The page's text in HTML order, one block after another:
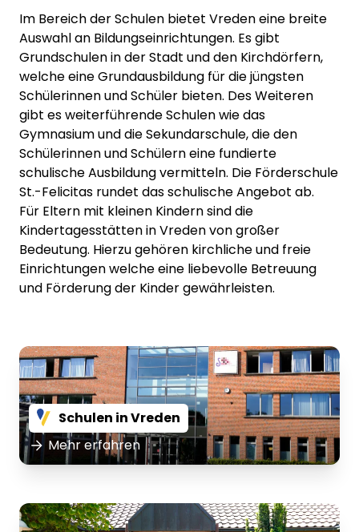
Im Bereich der Schulen bietet Vreden eine breite
Auswahl an Bildungseinrichtungen. Es gibt
Grundschulen in der Stadt und den Kirchdörfern,
welche eine Grundausbildung für die jüngsten
Schülerinnen und Schüler bieten. Des Weiteren
gibt es weiterführende Schulen wie das
Gymnasium und die Sekundarschule, die den
Schülerinnen und Schülern eine fundierte
schulische Ausbildung vermitteln. Die Förderschule
St.-Felicitas rundet das schulische Angebot ab.
Für Eltern mit kleinen Kindern sind die
Kindertagesstätten in Vreden von großer
Bedeutung. Hierzu gehören kirchliche und freie
Einrichtungen welche eine liebevolle Betreuung
und Förderung der Kinder gewährleisten.
Schulen in Vreden
Mehr erfahren